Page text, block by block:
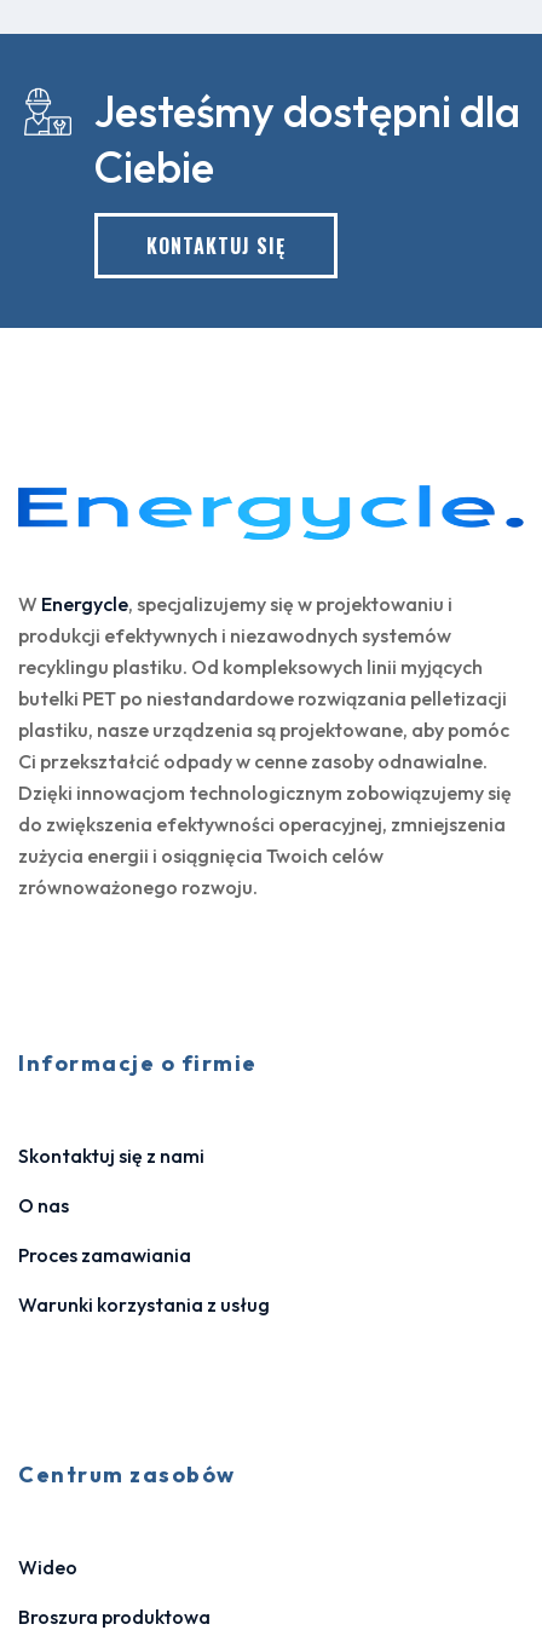
Jesteśmy dostępni dla
Ciebie
KONTAKTUJ SIĘ
W Energycle, specjalizujemy się w projektowaniu i
produkcji efektywnych i niezawodnych systemów
recyklingu plastiku. Od kompleksowych linii myjących
butelki PET po niestandardowe rozwiązania pelletizacji
plastiku, nasze urządzenia są projektowane, aby pomóc
Ci przekształcić odpady w cenne zasoby odnawialne.
Dzięki innowacjom technologicznym zobowiązujemy się
do zwiększenia efektywności operacyjnej, zmniejszenia
zużycia energii i osiągnięcia Twoich celów
zrównoważonego rozwoju.
Informacje o firmie
Skontaktuj się z nami
O nas
Proces zamawiania
Warunki korzystania z usług
Centrum zasobów
Wideo
Broszura produktowa